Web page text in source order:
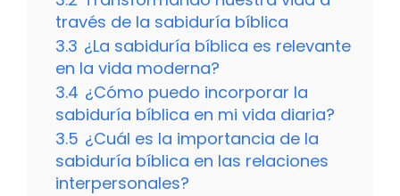
través de la sabiduría bíblica
3.3 ¿La sabiduría bíblica es relevante
en la vida moderna?
3.4 ¿Cómo puedo incorporar la
sabiduría bíblica en mi vida diaria?
3.5 ¿Cuál es la importancia de la
sabiduría bíblica en las relaciones
interpersonales?